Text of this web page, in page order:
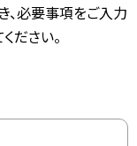
、必要事項をご入力
ださい。